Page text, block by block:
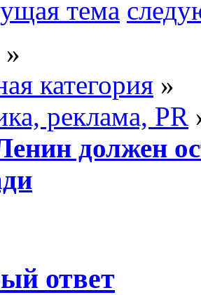
тема
»
категория »
реклама, PR
должен
ответ